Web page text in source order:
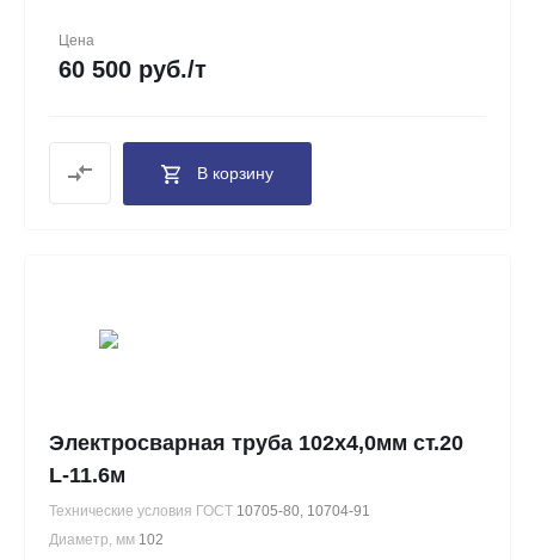
Цена
60 500 руб./т
В корзину
Электросварная труба 102х4,0мм ст.20
L-11.6м
Технические условия ГОСТ 10705-80, 10704-91
Диаметр, мм 102